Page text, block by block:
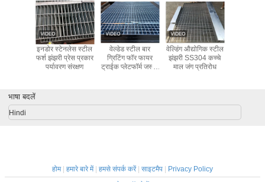
इनडोर स्टेनलेस स्टील
फर्श झंझरी प्रेस प्रकार
पर्यावरण संरक्षण
वेल्डेड स्टील बार
ग्रिटिंग फॉर फायर
ट्राईक प्लेटफॉर्म जस्ती
वेल्डिंग औद्योगिक स्टील
झंझरी SS304 कच्चे
माल जंग प्रतिरोध
भाषा बदलें
Hindi
होम| हमारे बारे में| हमसे संपर्क करें| साइटमैप
Privacy Policy